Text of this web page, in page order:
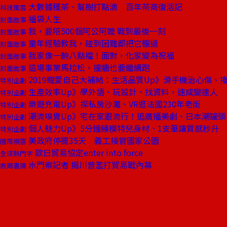
科技風雲 大數據種茶、幫樹打點滴 百年茶商復活記
封面故事 福袋人生
封面故事 我，要陪500個阿公阿嬤 戰到最後一刻
封面故事 童年經驗教我，碰到困難都把它輾過
封面故事 我家像一齣八點檔！面對，化家變為祝福
封面故事 這場事業馬拉松，撞牆也要繼續跑
特別企劃 2019寵愛自己大補帖：生活品質Up》滑手機治心傷、
特別企劃 生產效率Up》學外語、玩設計、找資料，速成變達人
特別企劃 樂遊充電Up》探私房沙灘、VR逛法國230年老街
特別企劃 潮流嗅覺Up》宅在家跟流行！追廣播美劇、日本潮罐頭
特別企劃 個人魅力Up》5分鐘練模特兒身材、1支筆讓質感秒升
國際視窗 美政府停擺35天 義工接管國家公園
全球熱門字 歐日貿易協定enter into force
商周書摘 水門案記者 揭川普濫打貿易戰內幕